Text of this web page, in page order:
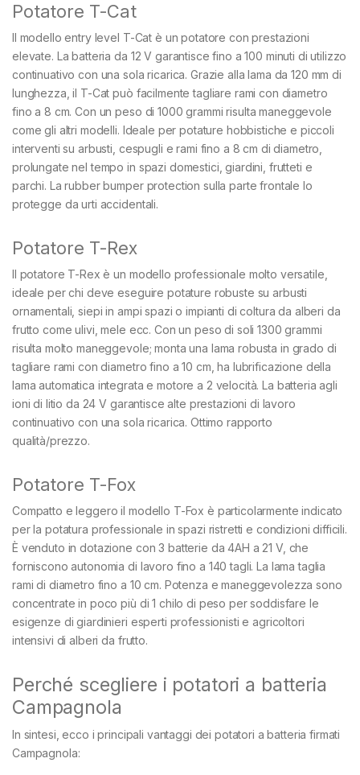
Potatore T-Cat
Il modello entry level T-Cat è un potatore con prestazioni
elevate. La batteria da 12 V garantisce fino a 100 minuti di utilizzo
continuativo con una sola ricarica. Grazie alla lama da 120 mm di
lunghezza, il T-Cat può facilmente tagliare rami con diametro
fino a 8 cm. Con un peso di 1000 grammi risulta maneggevole
come gli altri modelli. Ideale per potature hobbistiche e piccoli
interventi su arbusti, cespugli e rami fino a 8 cm di diametro,
prolungate nel tempo in spazi domestici, giardini, frutteti e
parchi. La rubber bumper protection sulla parte frontale lo
protegge da urti accidentali.
Potatore T-Rex
Il potatore T-Rex è un modello professionale molto versatile,
ideale per chi deve eseguire potature robuste su arbusti
ornamentali, siepi in ampi spazi o impianti di coltura da alberi da
frutto come ulivi, mele ecc. Con un peso di soli 1300 grammi
risulta molto maneggevole; monta una lama robusta in grado di
tagliare rami con diametro fino a 10 cm, ha lubrificazione della
lama automatica integrata e motore a 2 velocità. La batteria agli
ioni di litio da 24 V garantisce alte prestazioni di lavoro
continuativo con una sola ricarica. Ottimo rapporto
qualità/prezzo.
Potatore T-Fox
Compatto e leggero il modello T-Fox è particolarmente indicato
per la potatura professionale in spazi ristretti e condizioni difficili.
È venduto in dotazione con 3 batterie da 4AH a 21 V, che
forniscono autonomia di lavoro fino a 140 tagli. La lama taglia
rami di diametro fino a 10 cm. Potenza e maneggevolezza sono
concentrate in poco più di 1 chilo di peso per soddisfare le
esigenze di giardinieri esperti professionisti e agricoltori
intensivi di alberi da frutto.
Perché scegliere i potatori a batteria
Campagnola
In sintesi, ecco i principali vantaggi dei potatori a batteria firmati
Campagnola: